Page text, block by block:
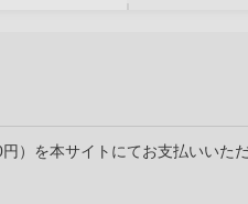
）を本サイトにてお支払いいた